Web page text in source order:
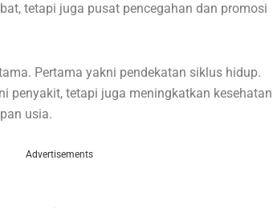
tetapi juga pusat pencegahan dan promosi
Pertama yakni pendekatan siklus hidup.
penyakit, tetapi juga meningkatkan kesehatan
usia.
Advertisements